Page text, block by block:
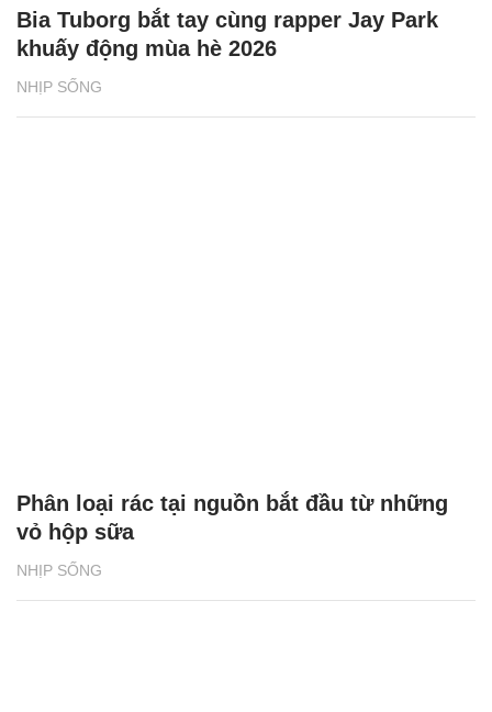
NHỊP SỐNG
Bia Tuborg bắt tay cùng rapper Jay Park
khuấy động mùa hè 2026
NHỊP SỐNG
Phân loại rác tại nguồn bắt đầu từ những
vỏ hộp sữa